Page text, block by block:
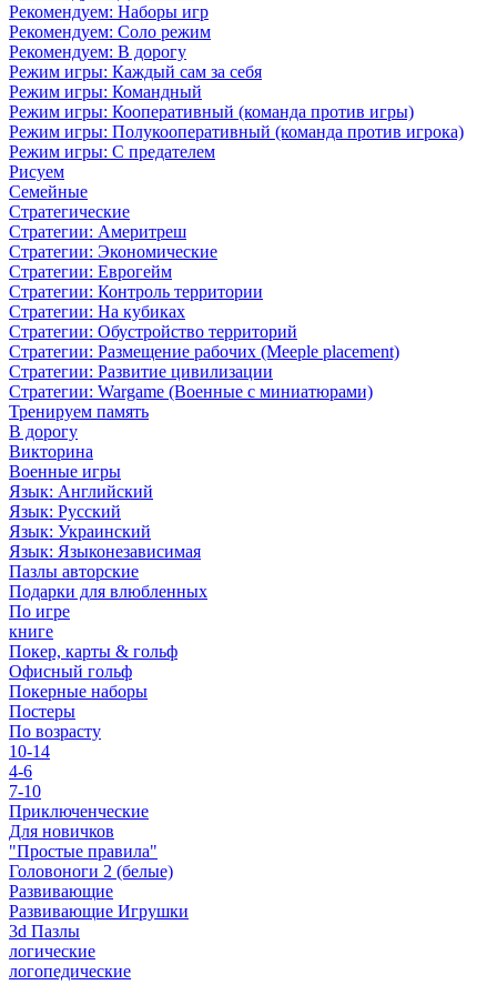
Рекомендуем: Наборы игр
Рекомендуем: Соло режим
Рекомендуем: В дорогу
Режим игры: Каждый сам за себя
Режим игры: Командный
Режим игры: Кооперативный (команда против игры)
Режим игры: Полукооперативный (команда против игрока)
Режим игры: С предателем
Рисуем
Семейные
Стратегические
Стратегии: Америтреш
Стратегии: Экономические
Стратегии: Еврогейм
Стратегии: Контроль территории
Стратегии: На кубиках
Стратегии: Обустройство территорий
Стратегии: Размещение рабочих (Meeple placement)
Стратегии: Развитие цивилизации
Стратегии: Wargame (Военные с миниатюрами)
Тренируем память
В дорогу
Викторина
Военные игры
Язык: Английский
Язык: Русский
Язык: Украинский
Язык: Языконезависимая
Пазлы авторские
Подарки для влюбленных
По игре
книге
Покер, карты & гольф
Офисный гольф
Покерные наборы
Постеры
По возрасту
10-14
4-6
7-10
Приключенческие
Для новичков
"Простые правила"
Головоноги 2 (белые)
Развивающие
Развивающие Игрушки
3d Пазлы
логические
логопедические